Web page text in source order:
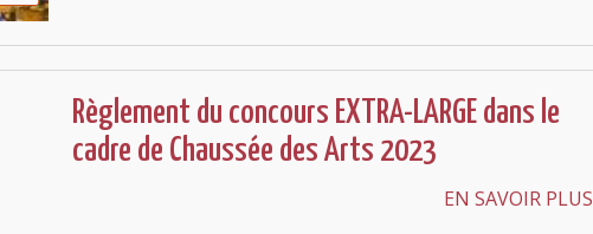
Règlement du concours EXTRA-LARGE dans le
cadre de Chaussée des Arts 2023
EN SAVOIR PLUS